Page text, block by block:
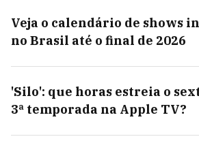
Veja o calendário de shows
no Brasil até o final de 2026
'Silo': que horas estreia o
3ª temporada na Apple TV?